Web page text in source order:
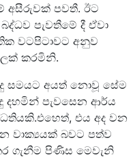
අසීරුවක් පවතී. ඊට
පැවතීමේ දී ඒවා
වටපිටාවට අනුව
ලක් කරමිනි.
සමයට අයත් නොවූ සේම
දහමින් පැවසෙන ආර්ය
එය අද වන
වාක්‍යයක් බවට පත්ව
ගැනීම පිණිස මෙවැනි